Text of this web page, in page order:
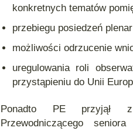
konkretnych tematów
przebiegu posiedzeń
możliwości odrzucenie
uregulowania roli
przystąpieniu do Unii
Ponadto PE przyjął
Przewodniczącego